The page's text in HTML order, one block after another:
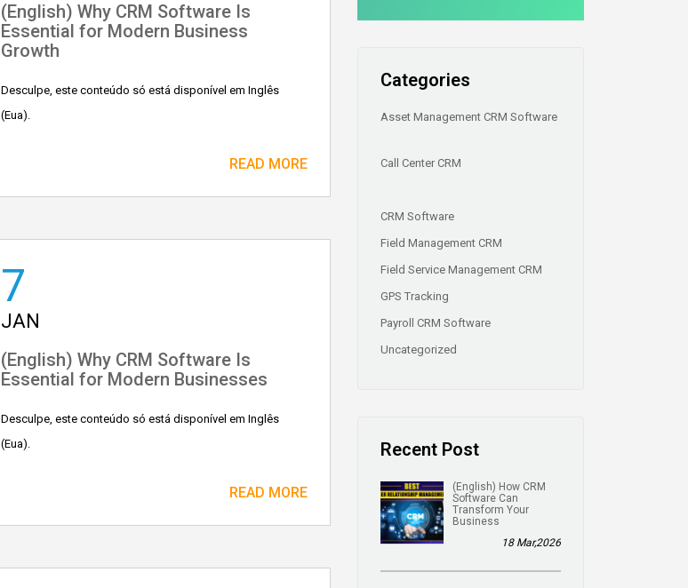
(English) Why CRM Software Is
Essential for Modern Business
Growth
Desculpe, este conteúdo só está disponível em Inglês
(Eua).
READ MORE
7
JAN
(English) Why CRM Software Is
Essential for Modern Businesses
Desculpe, este conteúdo só está disponível em Inglês
(Eua).
READ MORE
Categories
Asset Management CRM Software
Call Center CRM
CRM Software
Field Management CRM
Field Service Management CRM
GPS Tracking
Payroll CRM Software
Uncategorized
Recent Post
(English) How CRM
Software Can
Transform Your
Business
18 Mar,2026